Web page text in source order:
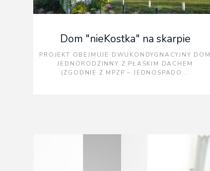
Dom "nieKostka" na skarpie
PROJEKT OBEJMUJE DWUKONDYGNACYJNY DOM
JEDNORODZINNY Z PŁASKIM DACHEM
(ZGODNIE Z MPZP – JEDNOSPADO...